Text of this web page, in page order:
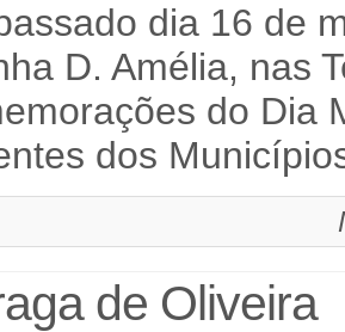
dia 16 de
D. Amélia, nas
do Dia
dos
de Oliveira